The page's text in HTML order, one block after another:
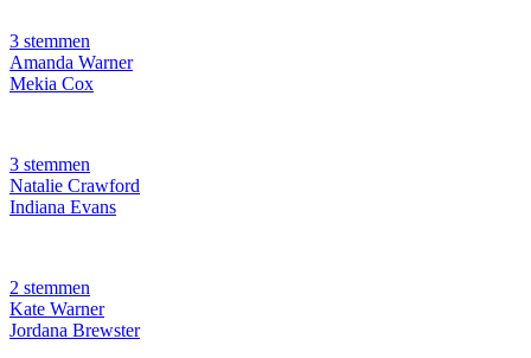
3 stemmen
Amanda Warner
Mekia Cox
3 stemmen
Natalie Crawford
Indiana Evans
2 stemmen
Kate Warner
Jordana Brewster